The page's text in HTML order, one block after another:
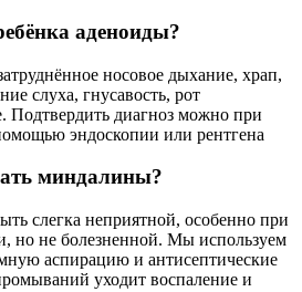
аденоиды?
носовое дыхание, храп,
слуха, гнусавость, рот
Подтвердить диагноз можно при
эндоскопии или рентгена
миндалины?
слегка неприятной, особенно при
но не болезненной. Мы используем
аспирацию и антисептические
уходит воспаление и